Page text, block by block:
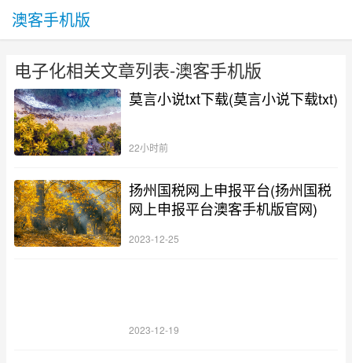
澳客手机版
电子化相关文章列表-澳客手机版
莫言小说txt下载(莫言小说下载txt)
22小时前
扬州国税网上申报平台(扬州国税
网上申报平台澳客手机版官网)
2023-12-25
2023-12-19